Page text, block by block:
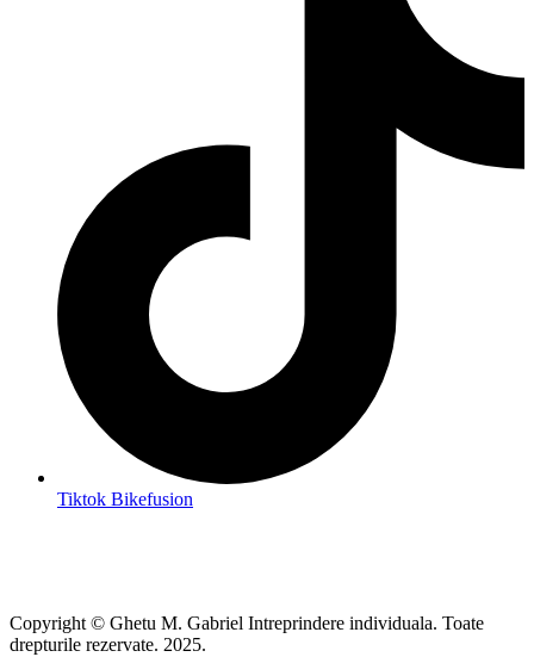
Tiktok Bikefusion
Copyright © Ghetu M. Gabriel Intreprindere individuala. Toate
drepturile rezervate. 2025.